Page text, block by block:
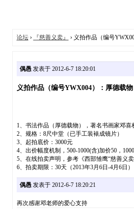
论坛› 『慈善义卖』 › 义拍作品（编号
偶愚发表于 2012-6-7 18:20:01
义拍作品（编号YWX004）：厚德载
1、书法作品（厚德载物），著名书画家邓喜
2、规格：8尺中堂（已手工装裱成镜片）
3、起拍底价：3000元
4、出价幅度机制，500-1000(含)加价50，
5、在线拍卖声明，参考《西部雏鹰“慈善义卖
6、拍卖期限：30天（2013年3月6日-4月6日）
偶愚发表于 2012-6-7 18:20:21
再次感谢邓老师的爱心支持